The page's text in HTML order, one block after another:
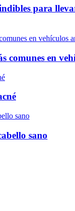
para
comunes en
sano